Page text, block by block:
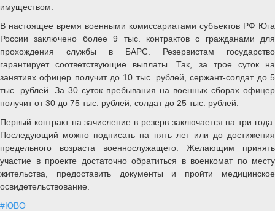
имуществом.
В настоящее время военными комиссариатами субъектов РФ Юга
России заключено более 9 тыс. контрактов с гражданами для
прохождения службы в БАРС. Резервистам государство
гарантирует соответствующие выплаты. Так, за трое суток на
занятиях офицер получит до 10 тыс. рублей, сержант-солдат до 5
тыс. рублей. За 30 суток пребывания на военных сборах офицер
получит от 30 до 75 тыс. рублей, солдат до 25 тыс. рублей.
Первый контракт на зачисление в резерв заключается на три года.
Последующий можно подписать на пять лет или до достижения
предельного возраста военнослужащего. Желающим принять
участие в проекте достаточно обратиться в военкомат по месту
жительства, предоставить документы и пройти медицинское
освидетельствование.
#ЮВО